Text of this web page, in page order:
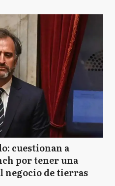
cuestionan a
por tener una
negocio de tierras